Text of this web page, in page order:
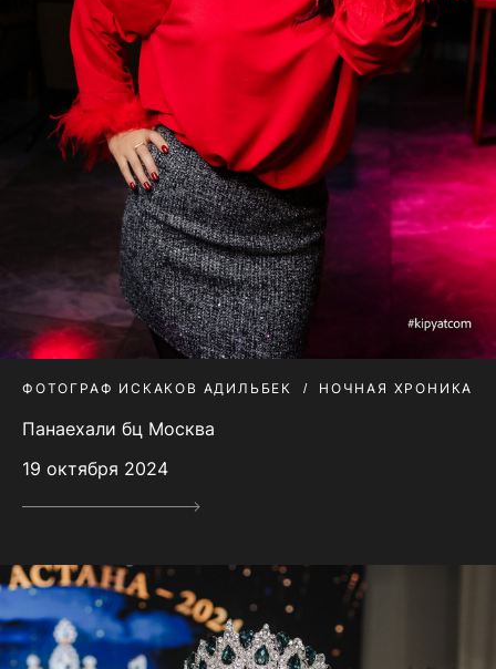
ФОТОГРАФ ИСКАКОВ АДИЛЬБЕК НОЧНАЯ ХРОНИКА
Панаехали бц Москва
19 октября 2024